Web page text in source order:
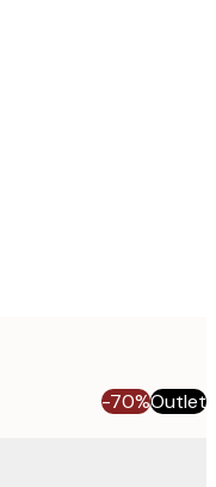
-70%Outlet